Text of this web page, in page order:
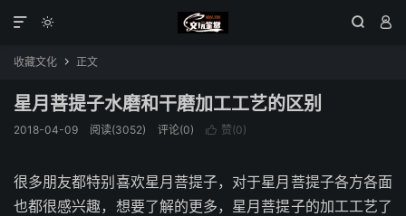
  

收藏文化  正文
星月菩提子水磨和干磨加工工艺的区别
2018-04-09 阅读(3052) 评论(0)  赞(0)
很多朋友都特别喜欢星月菩提子，对于星月菩提子各方各面
也都很感兴趣，想要了解的更多，星月菩提子的加工工艺了